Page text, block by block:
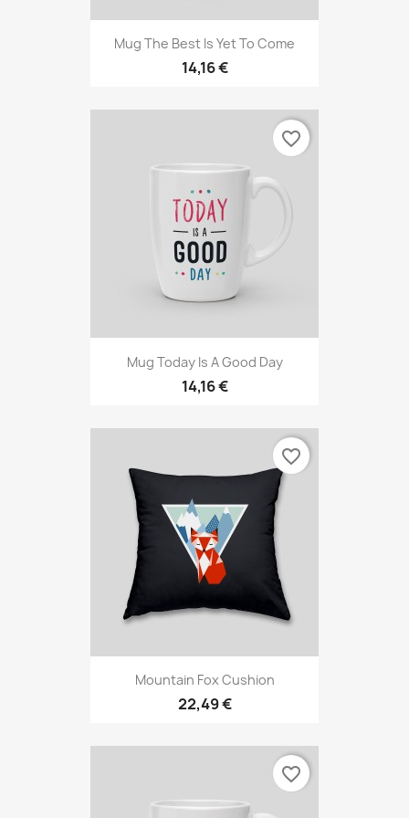
Mug The Best Is Yet To Come
14,16 €
Mug Today Is A Good Day
14,16 €
favorite_border
Mountain Fox Cushion
22,49 €
favorite_border
favorite_border